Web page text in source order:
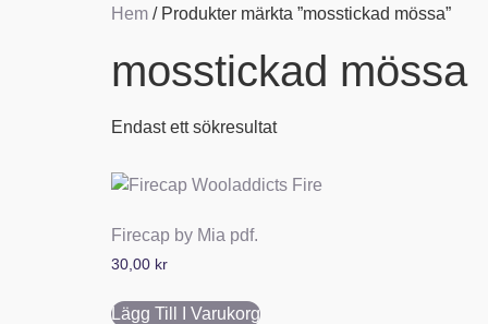
Hem / Produkter märkta ”mosstickad mössa”
mosstickad mössa
Endast ett sökresultat
Firecap by Mia pdf.
30,00 kr
Lägg Till I Varukorg